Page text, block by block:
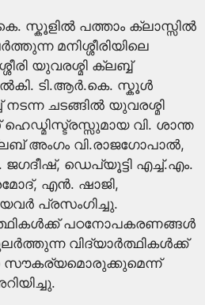
സ്കൂളിൽ പത്താം ക്ലാസ്സിൽ
മനിശ്ശീരിയിലെ
യുവരശ്മി ക്ലബ്ബ്
ടി.ആർ.കെ. സ്കൂൾ
നടന്ന ചടങ്ങിൽ യുവരശ്മി
വി. ശാന്ത
അംഗം വി.രാജഗോപാൽ,
ജഗദീഷ്, ഡെപ്യൂട്ടി എച്ച്.എം.
എൻ. ഷാജി,
പ്രസംഗിച്ചു.
പഠനോപകരണങ്ങൾ
വിദ്യാർത്ഥികൾക്ക്
സൗകര്യമൊരുക്കുമെന്ന്